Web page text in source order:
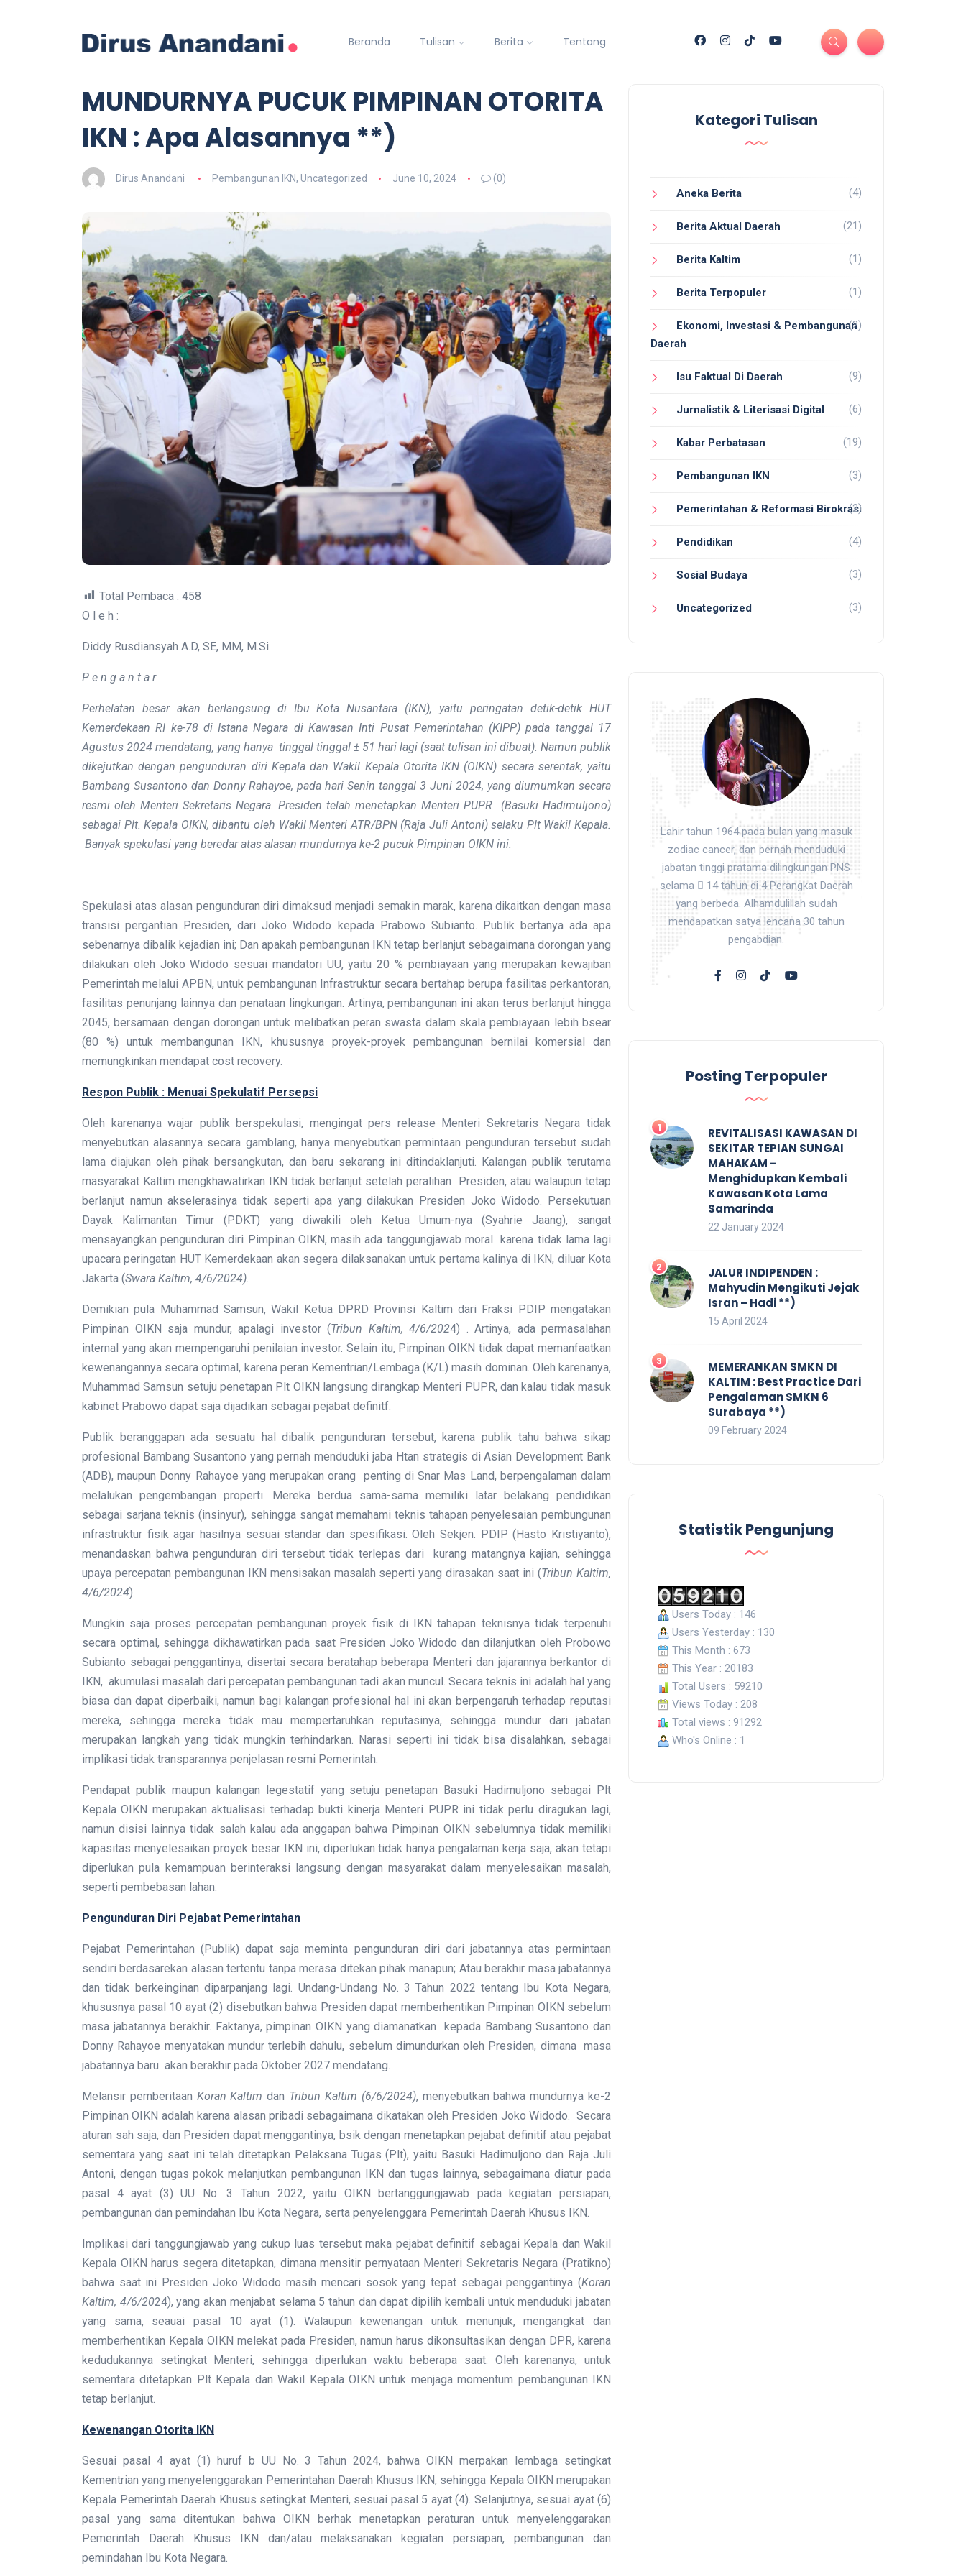
Beranda Tulisan Berita Tentang
MUNDURNYA PUCUK PIMPINAN OTORITA
IKN : Apa Alasannya **)
Dirus Anandani Pembangunan IKN, Uncategorized June 10, 2024 (0)
Total Pembaca : 458
O l e h :
Diddy Rusdiansyah A.D, SE, MM, M.Si
P e n g a n t a r
Perhelatan besar akan berlangsung di Ibu Kota Nusantara (IKN), yaitu peringatan detik-detik HUT
Kemerdekaan RI ke-78 di Istana Negara di Kawasan Inti Pusat Pemerintahan (KIPP) pada tanggal 17
Agustus 2024 mendatang, yang hanya tinggal tinggal ± 51 hari lagi (saat tulisan ini dibuat). Namun publik
dikejutkan dengan pengunduran diri Kepala dan Wakil Kepala Otorita IKN (OIKN) secara serentak, yaitu
Bambang Susantono dan Donny Rahayoe, pada hari Senin tanggal 3 Juni 2024, yang diumumkan secara
resmi oleh Menteri Sekretaris Negara. Presiden telah menetapkan Menteri PUPR (Basuki Hadimuljono)
sebagai Plt. Kepala OIKN, dibantu oleh Wakil Menteri ATR/BPN (Raja Juli Antoni) selaku Plt Wakil Kepala.
Banyak spekulasi yang beredar atas alasan mundurnya ke-2 pucuk Pimpinan OIKN ini.
Spekulasi atas alasan pengunduran diri dimaksud menjadi semakin marak, karena dikaitkan dengan masa
transisi pergantian Presiden, dari Joko Widodo kepada Prabowo Subianto. Publik bertanya ada apa
sebenarnya dibalik kejadian ini; Dan apakah pembangunan IKN tetap berlanjut sebagaimana dorongan yang
dilakukan oleh Joko Widodo sesuai mandatori UU, yaitu 20 % pembiayaan yang merupakan kewajiban
Pemerintah melalui APBN, untuk pembangunan Infrastruktur secara bertahap berupa fasilitas perkantoran,
fasilitas penunjang lainnya dan penataan lingkungan. Artinya, pembangunan ini akan terus berlanjut hingga
2045, bersamaan dengan dorongan untuk melibatkan peran swasta dalam skala pembiayaan lebih bsear
(80 %) untuk membangunan IKN, khususnya proyek-proyek pembangunan bernilai komersial dan
memungkinkan mendapat cost recovery.
Respon Publik : Menuai Spekulatif Persepsi
Oleh karenanya wajar publik berspekulasi, mengingat pers release Menteri Sekretaris Negara tidak
menyebutkan alasannya secara gamblang, hanya menyebutkan permintaan pengunduran tersebut sudah
lama diajukan oleh pihak bersangkutan, dan baru sekarang ini ditindaklanjuti. Kalangan publik terutama
masyarakat Kaltim mengkhawatirkan IKN tidak berlanjut setelah peralihan Presiden, atau walaupun tetap
berlanjut namun akselerasinya tidak seperti apa yang dilakukan Presiden Joko Widodo. Persekutuan
Dayak Kalimantan Timur (PDKT) yang diwakili oleh Ketua Umum-nya (Syahrie Jaang), sangat
mensayangkan pengunduran diri Pimpinan OIKN, masih ada tanggungjawab moral karena tidak lama lagi
upacara peringatan HUT Kemerdekaan akan segera dilaksanakan untuk pertama kalinya di IKN, diluar Kota
Jakarta (Swara Kaltim, 4/6/2024)
Demikian pula Muhammad Samsun, Wakil Ketua DPRD Provinsi Kaltim dari Fraksi PDIP mengatakan
Pimpinan OIKN saja mundur, apalagi investor (Tribun Kaltim, 4/6/2024) . Artinya, ada permasalahan
internal yang akan mempengaruhi penilaian investor. Selain itu, Pimpinan OIKN tidak dapat memanfaatkan
kewenangannya secara optimal, karena peran Kementrian/Lembaga (K/L) masih dominan. Oleh karenanya,
Muhammad Samsun setuju penetapan Plt OIKN langsung dirangkap Menteri PUPR, dan kalau tidak masuk
kabinet Prabowo dapat saja dijadikan sebagai pejabat definitf.
Publik beranggapan ada sesuatu hal dibalik pengunduran tersebut, karena publik tahu bahwa sikap
profesional Bambang Susantono yang pernah menduduki jaba Htan strategis di Asian Development Bank
(ADB), maupun Donny Rahayoe yang merupakan orang penting di Snar Mas Land, berpengalaman dalam
melalukan pengembangan properti. Mereka berdua sama-sama memiliki latar belakang pendidikan
sebagai sarjana teknis (insinyur), sehingga sangat memahami teknis tahapan penyelesaian pembungunan
infrastruktur fisik agar hasilnya sesuai standar dan spesifikasi. Oleh Sekjen. PDIP (Hasto Kristiyanto),
menandaskan bahwa pengunduran diri tersebut tidak terlepas dari kurang matangnya kajian, sehingga
upaya percepatan pembangunan IKN mensisakan masalah seperti yang dirasakan saat ini (Tribun Kaltim,
4/6/2024).
Mungkin saja proses percepatan pembangunan proyek fisik di IKN tahapan teknisnya tidak terpenuhi
secara optimal, sehingga dikhawatirkan pada saat Presiden Joko Widodo dan dilanjutkan oleh Probowo
Subianto sebagai penggantinya, disertai secara beratahap beberapa Menteri dan jajarannya berkantor di
IKN, akumulasi masalah dari percepatan pembangunan tadi akan muncul. Secara teknis ini adalah hal yang
biasa dan dapat diperbaiki, namun bagi kalangan profesional hal ini akan berpengaruh terhadap reputasi
mereka, sehingga mereka tidak mau mempertaruhkan reputasinya, sehingga mundur dari jabatan
merupakan langkah yang tidak mungkin terhindarkan. Narasi seperti ini tidak bisa disalahkan, sebagai
implikasi tidak transparannya penjelasan resmi Pemerintah.
Pendapat publik maupun kalangan legestatif yang setuju penetapan Basuki Hadimuljono sebagai Plt
Kepala OIKN merupakan aktualisasi terhadap bukti kinerja Menteri PUPR ini tidak perlu diragukan lagi,
namun disisi lainnya tidak salah kalau ada anggapan bahwa Pimpinan OIKN sebelumnya tidak memiliki
kapasitas menyelesaikan proyek besar IKN ini, diperlukan tidak hanya pengalaman kerja saja, akan tetapi
diperlukan pula kemampuan berinteraksi langsung dengan masyarakat dalam menyelesaikan masalah,
seperti pembebasan lahan.
Pengunduran Diri Pejabat Pemerintahan
Pejabat Pemerintahan (Publik) dapat saja meminta pengunduran diri dari jabatannya atas permintaan
sendiri berdasarekan alasan tertentu tanpa merasa ditekan pihak manapun; Atau berakhir masa jabatannya
dan tidak berkeinginan diparpanjang lagi. Undang-Undang No. 3 Tahun 2022 tentang Ibu Kota Negara,
khususnya pasal 10 ayat (2) disebutkan bahwa Presiden dapat memberhentikan Pimpinan OIKN sebelum
masa jabatannya berakhir. Faktanya, pimpinan OIKN yang diamanatkan kepada Bambang Susantono dan
Donny Rahayoe menyatakan mundur terlebih dahulu, sebelum dimundurkan oleh Presiden, dimana masa
jabatannya baru akan berakhir pada Oktober 2027 mendatang.
Melansir pemberitaan Koran Kaltimdan Tribun Kaltim (6/6/2024), menyebutkan bahwa mundurnya ke-2
Pimpinan OIKN adalah karena alasan pribadi sebagaimana dikatakan oleh Presiden Joko Widodo. Secara
aturan sah saja, dan Presiden dapat menggantinya, bsik dengan menetapkan pejabat definitif atau pejabat
sementara yang saat ini telah ditetapkan Pelaksana Tugas (Plt), yaitu Basuki Hadimuljono dan Raja Juli
Antoni, dengan tugas pokok melanjutkan pembangunan IKN dan tugas lainnya, sebagaimana diatur pada
pasal 4 ayat (3) UU No. 3 Tahun 2022, yaitu OIKN bertanggungjawab pada kegiatan persiapan,
pembangunan dan pemindahan Ibu Kota Negara, serta penyelenggara Pemerintah Daerah Khusus IKN.
Implikasi dari tanggungjawab yang cukup luas tersebut maka pejabat definitif sebagai Kepala dan Wakil
Kepala OIKN harus segera ditetapkan, dimana mensitir pernyataan Menteri Sekretaris Negara (Pratikno)
bahwa saat ini Presiden Joko Widodo masih mencari sosok yang tepat sebagai penggantinya (Koran
Kaltim, 4/6/2024), yang akan menjabat selama 5 tahun dan dapat dipilih kembali untuk menduduki jabatan
yang sama, seauai pasal 10 ayat (1). Walaupun kewenangan untuk menunjuk, mengangkat dan
memberhentikan Kepala OIKN melekat pada Presiden, namun harus dikonsultasikan dengan DPR, karena
kedudukannya setingkat Menteri, sehingga diperlukan waktu beberapa saat. Oleh karenanya, untuk
sementara ditetapkan Plt Kepala dan Wakil Kepala OIKN untuk menjaga momentum pembangunan IKN
tetap berlanjut.
Kewenangan Otorita IKN
Sesuai pasal 4 ayat (1) huruf b UU No. 3 Tahun 2024, bahwa OIKN merpakan lembaga setingkat
Kementrian yang menyelenggarakan Pemerintahan Daerah Khusus IKN, sehingga Kepala OIKN merupakan
Kepala Pemerintah Daerah Khusus setingkat Menteri, sesuai pasal 5 ayat (4). Selanjutnya, sesuai ayat (6)
pasal yang sama ditentukan bahwa OIKN berhak menetapkan peraturan untuk menyelenggarakan
Pemerintah Daerah Khusus IKN dan/atau melaksanakan kegiatan persiapan, pembangunan dan
pemindahan Ibu Kota Negara.
Kategori Tulisan
Aneka Berita (4)
Berita Aktual Daerah (21)
Berita Kaltim (1)
Berita Terpopuler (1)
Ekonomi, Investasi & Pembangunan
Daerah
(2)
Isu Faktual Di Daerah (9)
Jurnalistik & Literisasi Digital (6)
Kabar Perbatasan (19)
Pembangunan IKN (3)
Pemerintahan & Reformasi Birokrasi
(2)
Pendidikan (4)
Sosial Budaya (3)
Uncategorized (3)
Lahir tahun 1964 pada bulan yang masuk
zodiac cancer, dan pernah menduduki
jabatan tinggi pratama dilingkungan PNS
selama  14 tahun di 4 Perangkat Daerah
yang berbeda. Alhamdulillah sudah
mendapatkan satya lencana 30 tahun
pengabdian.
Posting Terpopuler
REVITALISASI KAWASAN DI
SEKITAR TEPIAN SUNGAI
MAHAKAM –
Menghidupkan Kembali
Kawasan Kota Lama
Samarinda
22 January 2024
JALUR INDIPENDEN :
Mahyudin Mengikuti Jejak
Isran – Hadi **)
15 April 2024
MEMERANKAN SMKN DI
KALTIM : Best Practice Dari
Pengalaman SMKN 6
Surabaya **)
09 February 2024
Statistik Pengunjung
Users Today : 146
Users Yesterday : 130
This Month : 673
This Year : 20183
Total Users : 59210
Views Today : 208
Total views : 91292
Who's Online : 1